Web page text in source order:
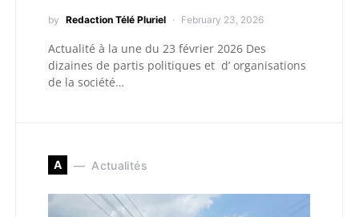
by Redaction Télé Pluriel February 23, 2026
Actualité à la une du 23 février 2026 Des
dizaines de partis politiques et d’ organisations
de la société…
A Actualités